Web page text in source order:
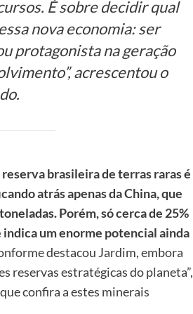
É sobre decidir qual
nova economia: ser
protagonista na geração
acrescentou o
brasileira de terras raras é
atrás apenas da China, que
Porém, só cerca de 25%
um enorme potencial ainda
destacou Jardim, embora
reservas estratégicas do planeta”,
confira a estes minerais